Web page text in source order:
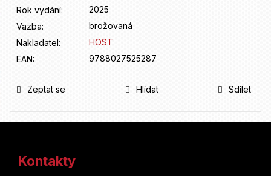
Rok vydání:
2025
Vazba:
brožovaná
Nakladatel:
HOST
EAN: 9788027525287
Zeptat se Hlídat Sdílet
Kontakty